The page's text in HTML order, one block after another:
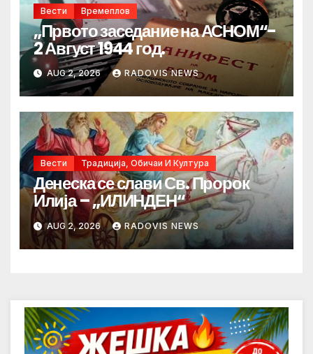
Вести Времеплов
„Првото заседание на АСНОМ“-
2 Август 1944 год.
AUG 2, 2026 RADOVIS NEWS
Вести Традиција, Обичаи И Култура
Денеска се слави Св. Пророк
Илија – „ИЛИНДЕН“
AUG 2, 2026 RADOVIS NEWS